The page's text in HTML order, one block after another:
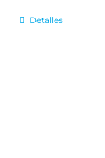
Detalles